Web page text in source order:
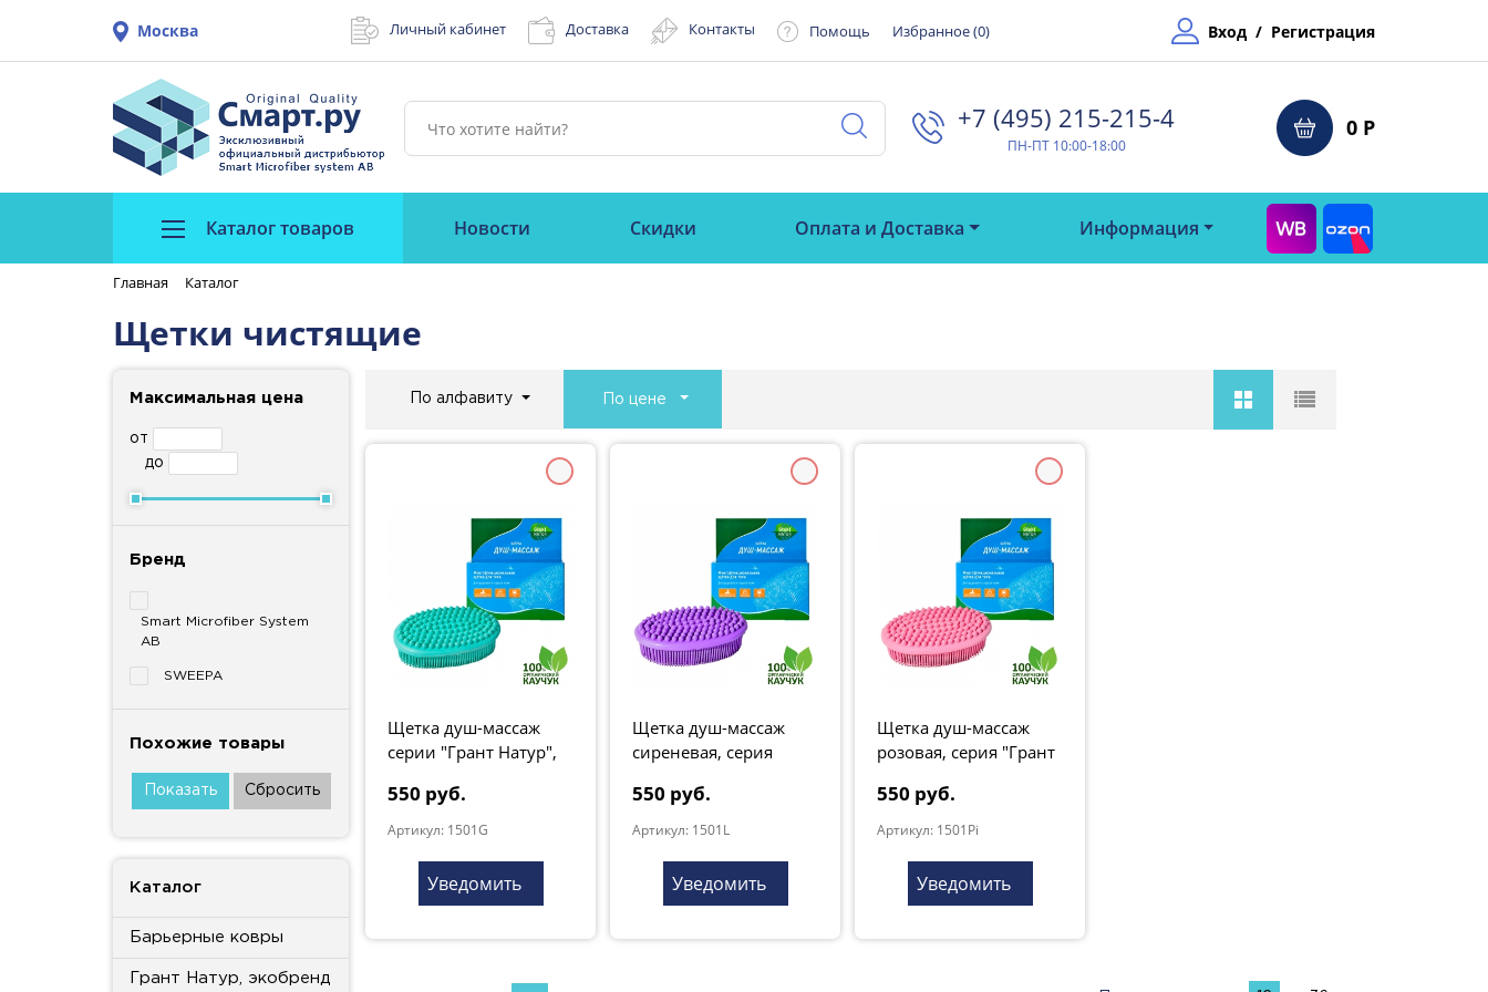
Москва Личный кабинет Доставка Контакты Помощь Избранное (0) Вход / Регистрация
+7 (495) 215-215-4⁠
ПН-ПТ 10:00-18:00
0 Р
Каталог товаров Новости Скидки Оплата и Доставка Информация
Главная Каталог
Щетки чистящие
Максимальная цена
от
до
Бренд
Smart Microfiber System
AB
SWEEPA
Похожие товары
Каталог
Барьерные ковры
Грант Натур, экобренд
По алфавиту По цене
Щетка душ-массаж
серии "Грант Натур",
550 руб.
Артикул: 1501G
Уведомить
Щетка душ-массаж
сиреневая, серия
550 руб.
Артикул: 1501L
Уведомить
Щетка душ-массаж
розовая, серия "Грант
550 руб.
Артикул: 1501Pi
Уведомить